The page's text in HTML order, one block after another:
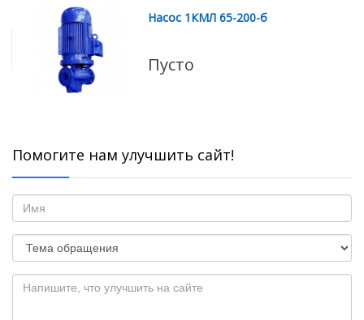
Насос 1КМЛ 65-200-б
Пусто
Помогите нам улучшить сайт!